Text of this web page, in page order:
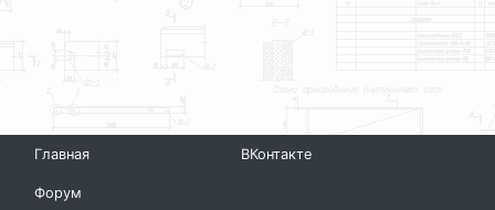
Главная
Форум
ВКонтакте